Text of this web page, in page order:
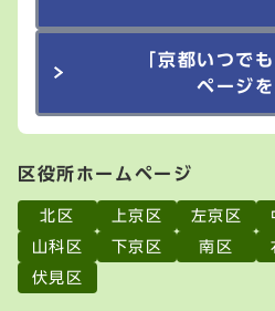
「京都いつで
ページ
区役所ホームページ
北区 上京区 左京区
山科区
下京区 南区
伏見区